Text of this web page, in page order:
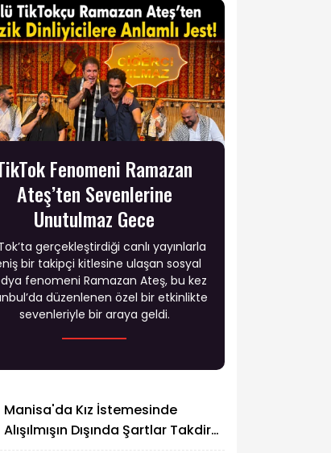
Fenomeni Ramazan
Ateş’ten Sevenlerine
Unutulmaz Gece
gerçekleştirdiği canlı yayınlarla
bir takipçi kitlesine ulaşan sosyal
fenomeni Ramazan Ateş, bu kez
düzenlenen özel bir etkinlikte
sevenleriyle bir araya geldi.
Manisa'da Kız İstemesinde
Alışılmışın Dışında Şartlar Takdir